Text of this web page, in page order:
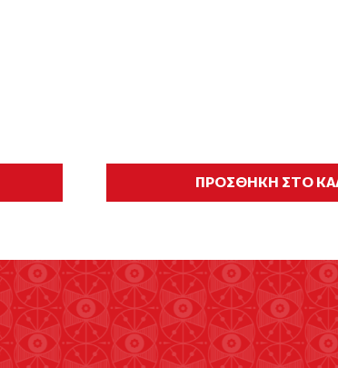
ΠΡΟΣΘΗΚΗ ΣΤΟ